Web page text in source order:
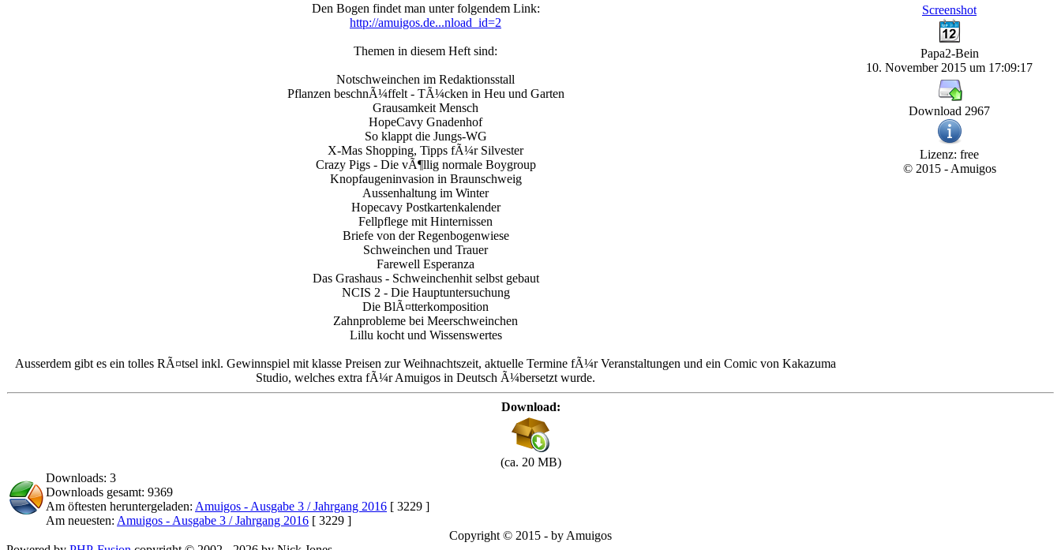
Den Bogen findet man unter folgendem Link:
http://amuigos.de...nload_id=2
Themen in diesem Heft sind:
Notschweinchen im Redaktionsstall
Pflanzen beschnÃ¼ffelt - TÃ¼cken in Heu und Garten
Grausamkeit Mensch
HopeCavy Gnadenhof
So klappt die Jungs-WG
X-Mas Shopping, Tipps fÃ¼r Silvester
Crazy Pigs - Die vÃ¶llig normale Boygroup
Knopfaugeninvasion in Braunschweig
Aussenhaltung im Winter
Hopecavy Postkartenkalender
Fellpflege mit Hinternissen
Briefe von der Regenbogenwiese
Schweinchen und Trauer
Farewell Esperanza
Das Grashaus - Schweinchenhit selbst gebaut
NCIS 2 - Die Hauptuntersuchung
Die BlÃ¤tterkomposition
Zahnprobleme bei Meerschweinchen
Lillu kocht und Wissenswertes
Ausserdem gibt es ein tolles RÃ¤tsel inkl. Gewinnspiel mit klasse Preisen zur Weihnachtszeit, aktuelle Termine fÃ¼r Veranstaltungen und ein Comic von Kakazuma
Studio, welches extra fÃ¼r Amuigos in Deutsch Ã¼bersetzt wurde.
Screenshot
Papa2-Bein
10. November 2015 um 17:09:17
Download 2967
Lizenz: free
© 2015 - Amuigos
Download:
(ca. 20 MB)
Downloads: 3
Downloads gesamt: 9369
Am öftesten heruntergeladen: Amuigos - Ausgabe 3 / Jahrgang 2016 [ 3229 ]
Am neuesten: Amuigos - Ausgabe 3 / Jahrgang 2016 [ 3229 ]
Copyright © 2015 - by Amuigos